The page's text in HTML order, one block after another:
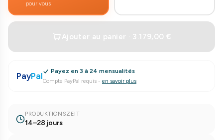
pour vous
Ajouter au panier · 3.179,00 €
PayPal Payez en 3 à 24 mensualités
Compte PayPal requis - en savoir plus
PRODUKTIONSZEIT
14–28 jours